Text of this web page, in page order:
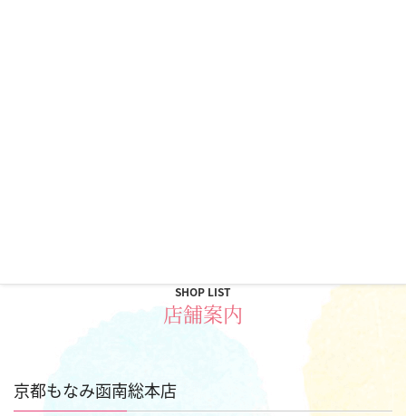
SHOP LIST
店舗案内
京都もなみ函南総本店